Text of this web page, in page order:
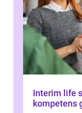
Interim life
kompetens